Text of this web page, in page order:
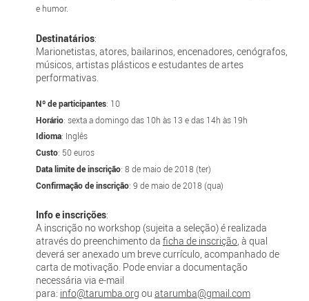
e humor.
Destinatários:
Marionetistas, atores, bailarinos, encenadores, cenógrafos,
músicos, artistas plásticos e estudantes de artes
performativas.
Nº de participantes: 10
Horário: sexta a domingo das 10h às 13 e das 14h às 19h
Idioma: Inglês
Custo: 50 euros
Data limite de inscrição: 8 de maio de 2018 (ter)
Confirmação de inscrição: 9 de maio de 2018 (qua)
Info e inscrições:
A inscrição no workshop (sujeita a seleção) é realizada
através do preenchimento da ficha de inscrição, à qual
deverá ser anexado um breve currículo, acompanhado de
carta de motivação. Pode enviar a documentação
necessária via e-mail
para: info@tarumba.org ou atarumba@gmail.com